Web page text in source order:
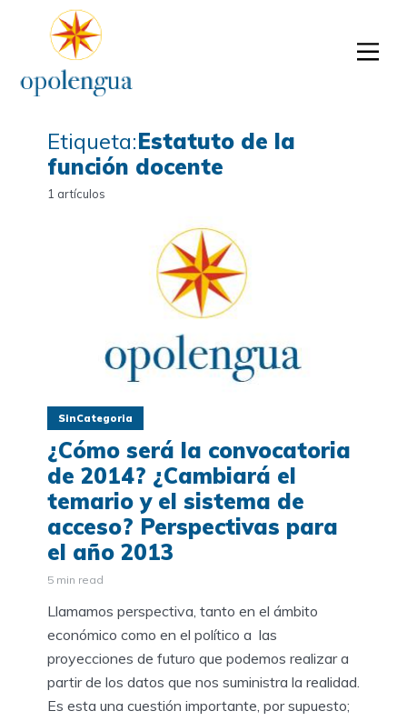
Etiqueta:Estatuto de la
función docente
1 artículos
SinCategoria
¿Cómo será la convocatoria
de 2014? ¿Cambiará el
temario y el sistema de
acceso? Perspectivas para
el año 2013
5 min read
Llamamos perspectiva, tanto en el ámbito
económico como en el político a las
proyecciones de futuro que podemos realizar a
partir de los datos que nos suministra la realidad.
Es esta una cuestión importante, por supuesto;